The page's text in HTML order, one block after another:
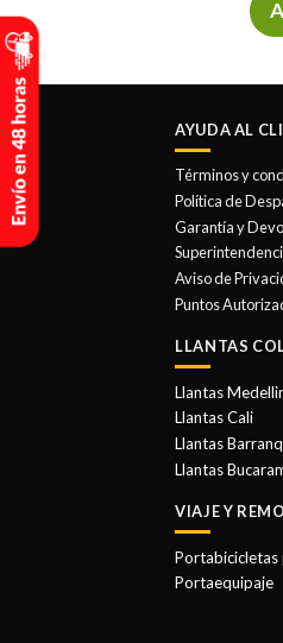
AYUDA AL
Términos y
Política de
Garantía y
Aviso de
Puntos
LLANTAS
Llantas
Llantas Cali
Llantas
Llantas
VIAJE Y
Portabicicletas
Portaequipaje